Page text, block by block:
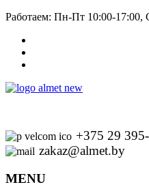
Работаем: Пн-Пт 10:00-17:00,
+375 29
zakaz@almet.by
MENU